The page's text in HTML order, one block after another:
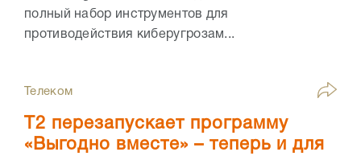
полный набор инструментов для
противодействия киберугрозам...
Телеком
Т2 перезапускает программу
«Выгодно вместе» – теперь и для